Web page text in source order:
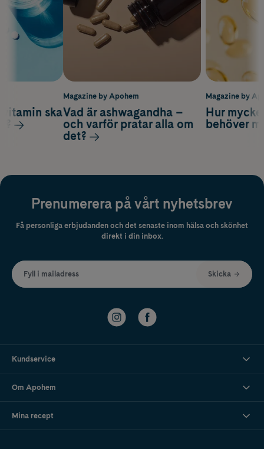
Magazine by
Hur
behöver
ska
Magazine by Apohem
Vad är ashwagandha –
och varför pratar alla om
det?
Prenumerera på vårt nyhetsbrev
Få personliga erbjudanden och det senaste inom hälsa och skönhet
direkt i din inbox.
Fyll i mailadress Skicka
Kundservice
Om Apohem
Mina recept